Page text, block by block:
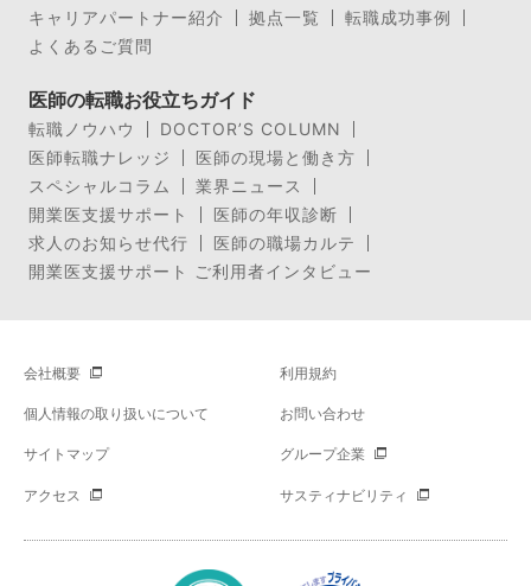
キャリアパートナー紹介
拠点一覧
転職成功事例
よくあるご質問
医師の転職お役立ちガイド
転職ノウハウ
DOCTOR’S COLUMN
医師転職ナレッジ
医師の現場と働き方
スペシャルコラム
業界ニュース
開業医支援サポート
医師の年収診断
求人のお知らせ代行
医師の職場カルテ
開業医支援サポート ご利用者インタビュー
会社概要 利用規約
個人情報の取り扱いについて お問い合わせ
サイトマップ グループ企業
アクセス サスティナビリティ